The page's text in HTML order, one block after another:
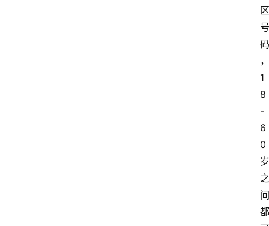
区
号
码
，
1
8
-
6
0
岁
之
间
都